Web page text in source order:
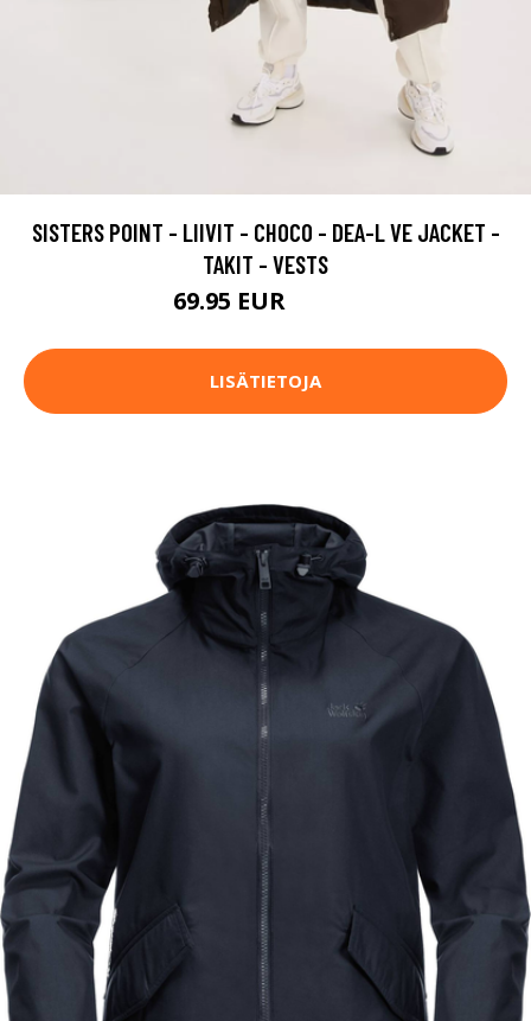
SISTERS POINT - LIIVIT - CHOCO - DEA-L VE JACKET -
TAKIT - VESTS
69.95 EUR
LISÄTIETOJA